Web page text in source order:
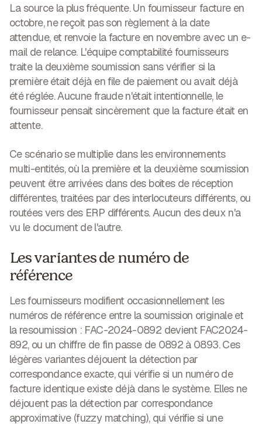
La source la plus fréquente. Un fournisseur facture en
octobre, ne reçoit pas son règlement à la date
attendue, et renvoie la facture en novembre avec un e-
mail de relance. L'équipe comptabilité fournisseurs
traite la deuxième soumission sans vérifier si la
première était déjà en file de paiement ou avait déjà
été réglée. Aucune fraude n'était intentionnelle, le
fournisseur pensait sincèrement que la facture était en
attente.
Ce scénario se multiplie dans les environnements
multi-entités, où la première et la deuxième soumission
peuvent être arrivées dans des boîtes de réception
différentes, traitées par des interlocuteurs différents, ou
routées vers des ERP différents. Aucun des deux n'a
vu le document de l'autre.
Les variantes de numéro de
référence
Les fournisseurs modifient occasionnellement les
numéros de référence entre la soumission originale et
la resoumission : FAC-2024-0892 devient FAC2024-
892, ou un chiffre de fin passe de 0892 à 0893. Ces
légères variantes déjouent la détection par
correspondance exacte, qui vérifie si un numéro de
facture identique existe déjà dans le système. Elles ne
déjouent pas la détection par correspondance
approximative (fuzzy matching), qui vérifie si une